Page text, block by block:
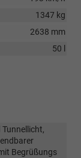
1347 kg
2638 mm
50 l
Begrüßungs